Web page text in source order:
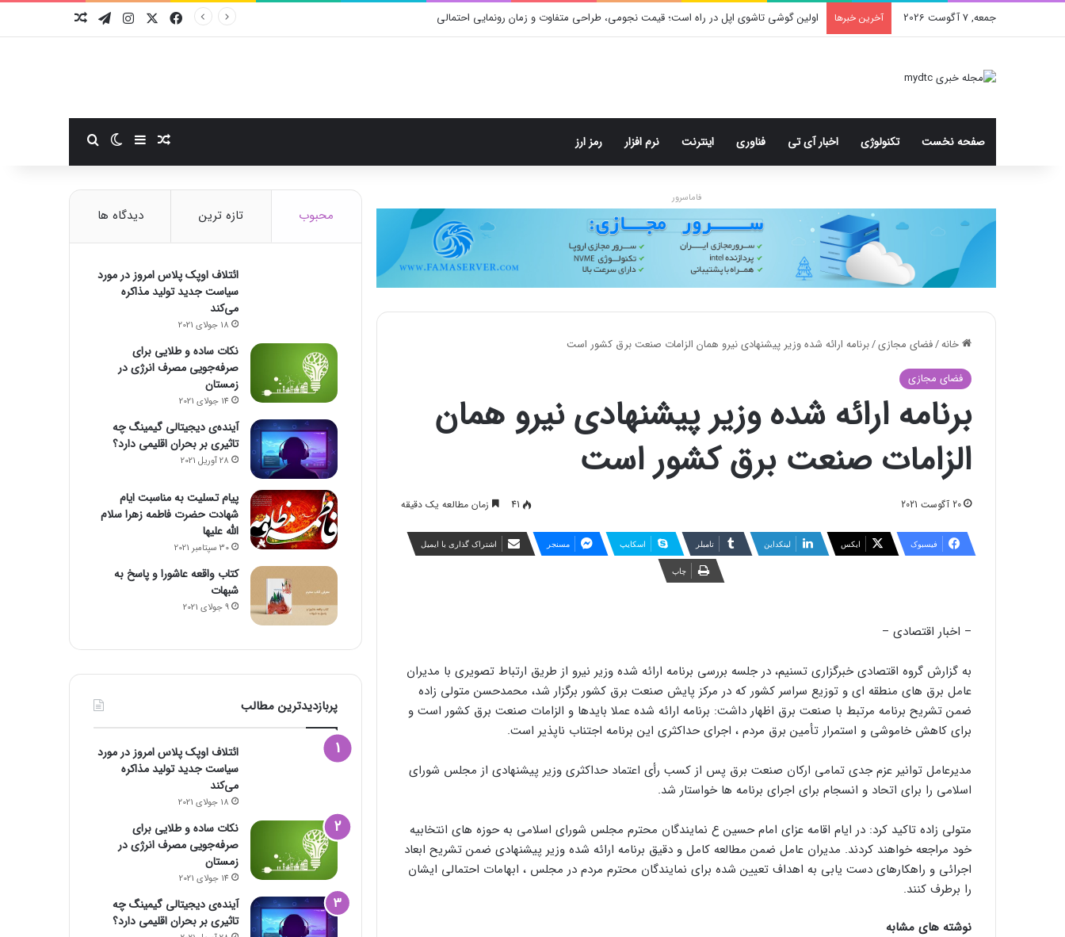
جمعه, 7 آگوست 2026 آخرین خبرها اولین گوشی تاشوی اپل در راه است؛ قیمت نجومی، طراحی متفاوت و زمان رونمایی احتمالی فیسبوکایکس اینستاگرام
تلگرام
صفحه نخست تکنولوژی اخبار آی تی فناوری اینترنت نرم افزار رمز ارز نوشته تصادفی
سایدبارتغییر پوسته
فاماسرور
خانه/فضای مجازی/برنامه ارائه شده وزیر پیشنهادی نیرو همان الزامات صنعت برق کشور است
فضای مجازی
برنامه ارائه شده وزیر پیشنهادی نیرو همان
الزامات صنعت برق کشور است
20 آگوست 2021 41 زمان مطالعه یک دقیقه
فیسبوک ایکس لینکداین تامبلر اسکایپ مسنجر اشتراک گذاری با ایمیل
چاپ
– اخبار اقتصادی –
به گزارش گروه اقتصادی خبرگزاری تسنیم، در جلسه بررسی برنامه ارائه شده وزیر نیرو از طریق ارتباط تصویری با مدیران
عامل برق های منطقه ای و توزیع سراسر کشور که در مرکز پایش صنعت برق کشور برگزار شد، محمدحسن متولی زاده
ضمن تشریح برنامه مرتبط با صنعت برق اظهار داشت: برنامه ارائه شده عملا بایدها و الزامات صنعت برق کشور است و
برای کاهش خاموشی و استمرار تأمین برق مردم ، اجرای حداکثری این برنامه اجتناب ناپذیر است.
مدیرعامل توانیر عزم جدی تمامی ارکان صنعت برق پس از کسب رأی اعتماد حداکثری وزیر پیشنهادی از مجلس شورای
اسلامی را برای اتحاد و انسجام برای اجرای برنامه ها خواستار شد.
متولی زاده تاکید کرد: در ایام اقامه عزای امام حسین ع نمایندگان محترم مجلس شورای اسلامی به حوزه های انتخابیه
خود مراجعه خواهند کردند. مدیران عامل ضمن مطالعه کامل و دقیق برنامه ارائه شده وزیر پیشنهادی ضمن تشریح ابعاد
اجرائی و راهکارهای دست یابی به اهداف تعیین شده برای نمایندگان محترم مردم در مجلس ،‌ ابهامات احتمالی ایشان
را برطرف کنند.
نوشته های مشابه
محبوب تازه ترین دیدگاه ها
ائتلاف اوپک پلاس امروز در مورد
سیاست جدید تولید مذاکره
می‌کند
18 جولای 2021
نکات ساده و طلایی برای
صرفه‌جویی مصرف انرژی در
زمستان
14 جولای 2021
آینده‌ی دیجیتالی گیمینگ چه
تاثیری بر بحران اقلیمی دارد؟
28 آوریل 2021
پیام تسلیت به مناسبت ایام
شهادت حضرت فاطمه زهرا سلام
الله علیها
30 سپتامبر 2021
کتاب واقعه عاشورا و پاسخ به
شبهات
9 جولای 2021
پربازدیدترین مطالب
ائتلاف اوپک پلاس امروز در مورد
سیاست جدید تولید مذاکره
می‌کند
18 جولای 2021
نکات ساده و طلایی برای
صرفه‌جویی مصرف انرژی در
زمستان
14 جولای 2021
آینده‌ی دیجیتالی گیمینگ چه
تاثیری بر بحران اقلیمی دارد؟